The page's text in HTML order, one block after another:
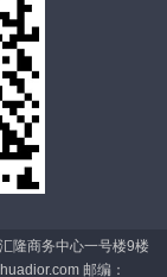
隆商务中心一号楼9楼
邮编：